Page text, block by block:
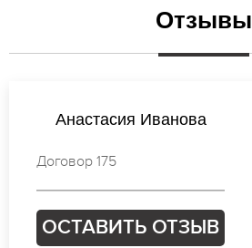
Отзывы
Екатерина Лебедева
Договор 806
ОСТАВИТЬ ОТЗЫВ